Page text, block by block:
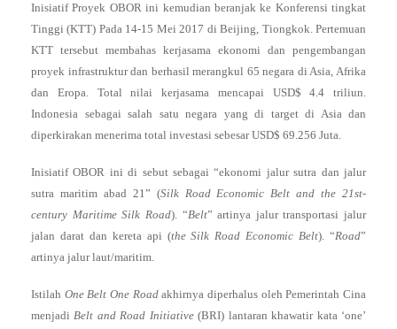
Inisiatif Proyek OBOR ini kemudian beranjak ke Konferensi tingkat
Tinggi (KTT) Pada 14-15 Mei 2017 di Beijing, Tiongkok. Pertemuan
KTT tersebut membahas kerjasama ekonomi dan pengembangan
proyek infrastruktur dan berhasil merangkul 65 negara di Asia, Afrika
dan Eropa. Total nilai kerjasama mencapai USD$ 4.4 triliun.
Indonesia sebagai salah satu negara yang di target di Asia dan
diperkirakan menerima total investasi sebesar USD$ 69.256 Juta.
Inisiatif OBOR ini di sebut sebagai “ekonomi jalur sutra dan jalur
sutra maritim abad 21” (Silk Road Economic Belt and the 21st-
century Maritime Silk Road). “Belt” artinya jalur transportasi jalur
jalan darat dan kereta api (the Silk Road Economic Belt). “Road”
artinya jalur laut/maritim.
Istilah One Belt One Roadakhirnya diperhalus oleh Pemerintah Cina
menjadiBelt and Road Initiative(BRI) lantaran khawatir kata ‘one’